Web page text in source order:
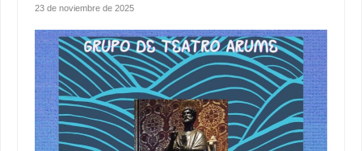
23 de noviembre de 2025